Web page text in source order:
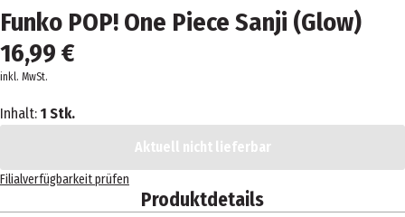
Funko POP! One Piece Sanji (Glow)
16,99 €
inkl. MwSt.
Inhalt: 1 Stk.
Aktuell nicht lieferbar
Filialverfügbarkeit prüfen
Produktdetails